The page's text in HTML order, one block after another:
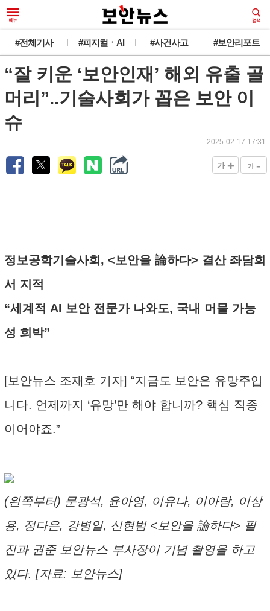
#전체기사 #피지컬ㆍAI #사건사고 #보안리포트
“잘 키운 ‘보안인재’ 해외 유출 골
머리”..기술사회가 꼽은 보안 이
슈
2025-02-17 17:31
가 + 가 -
정보공학기술사회, <보안을 論하다> 결산 좌담회
서 지적
“세계적 AI 보안 전문가 나와도, 국내 머물 가능
성 희박”
[보안뉴스 조재호 기자] “지금도 보안은 유망주입
니다. 언제까지 ‘유망’만 해야 합니까? 핵심 직종
이어야죠.”
(왼쪽부터) 문광석, 윤아영, 이유나, 이아람, 이상
용, 정다은, 강병일, 신현범 <보안을 論하다> 필
진과 권준 보안뉴스 부사장이 기념 촬영을 하고
있다. [자료: 보안뉴스]